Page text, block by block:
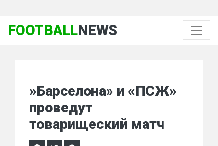
FOOTBALLNEWS
»Барселона» и «ПСЖ»
проведут
товарищеский матч